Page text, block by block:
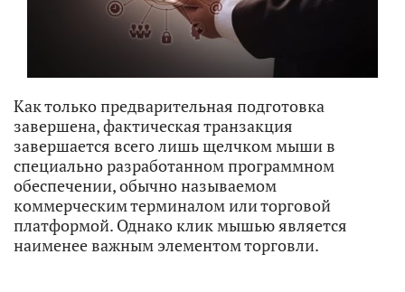
Как только предварительная подготовка
завершена, фактическая транзакция
завершается всего лишь щелчком мыши в
специально разработанном программном
обеспечении, обычно называемом
коммерческим терминалом или торговой
платформой. Однако клик мышью является
наименее важным элементом торговли.